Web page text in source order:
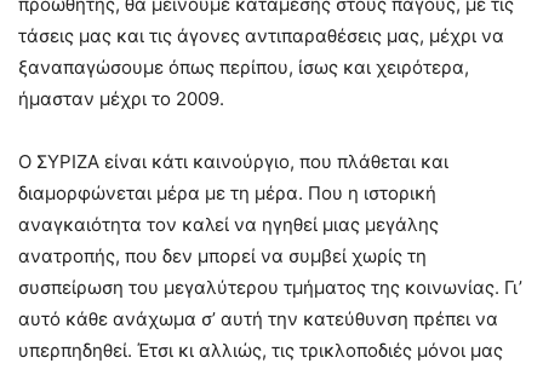
τάσεις μας και τις άγονες αντιπαραθέσεις μας, μέχρι να
ξαναπαγώσουμε όπως περίπου, ίσως και χειρότερα,
ήμασταν μέχρι το 2009.
Ο ΣΥΡΙΖΑ είναι κάτι καινούργιο, που πλάθεται και
διαμορφώνεται μέρα με τη μέρα. Που η ιστορική
αναγκαιότητα τον καλεί να ηγηθεί μιας μεγάλης
ανατροπής, που δεν μπορεί να συμβεί χωρίς τη
συσπείρωση του μεγαλύτερου τμήματος της κοινωνίας. Γι’
αυτό κάθε ανάχωμα σ’ αυτή την κατεύθυνση πρέπει να
υπερπηδηθεί. Έτσι κι αλλιώς, τις τρικλοποδιές μόνοι μας